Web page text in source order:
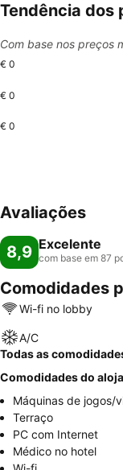
Tendência dos
Com base nos preços
€ 0
€ 0
€ 0
Avaliações
8,9 Excelente
com base em 87
Comodidades
Wi-fi no lobby
A/C
Todas as
Comodidades do
Máquinas de jogos/
Terraço
PC com Internet
Médico no hotel